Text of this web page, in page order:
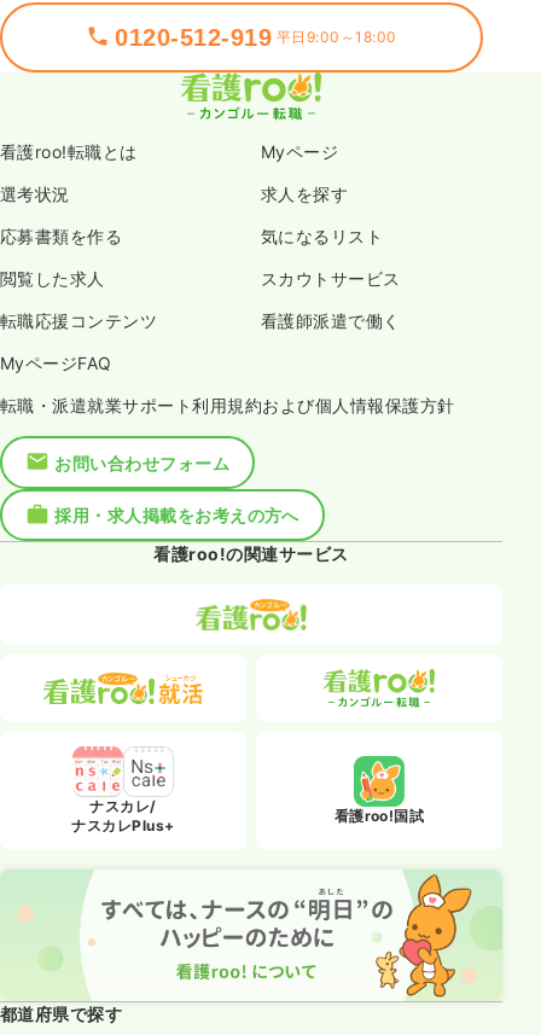
0120-512-919 平日9:00～18:00
看護roo!転職とは Myページ
選考状況 求人を探す
応募書類を作る 気になるリスト
閲覧した求人 スカウトサービス
転職応援コンテンツ 看護師派遣で働く
MyページFAQ
転職・派遣就業サポート利用規約および個人情報保護方針
お問い合わせフォーム
採用・求人掲載をお考えの方へ
看護roo!の関連サービス
ナスカレ/
ナスカレPlus+
看護roo!国試
都道府県で探す